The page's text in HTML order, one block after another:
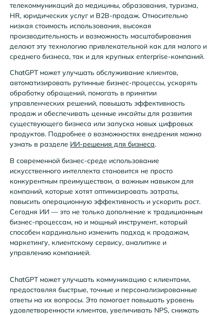
телекоммуникаций до медицины, образования, туризма,
HR, юридических услуг и B2B-продаж. Относительно
низкая стоимость использования, высокая
производительность и возможность масштабирования
делают эту технологию привлекательной как для малого и
среднего бизнеса, так и для крупных enterprise-компаний.
ChatGPT может улучшать обслуживание клиентов,
автоматизировать рутинные бизнес-процессы, ускорять
обработку обращений, помогать в принятии
управленческих решений, повышать эффективность
продаж и обеспечивать ценные инсайты для развития
существующего бизнеса или запуска новых цифровых
продуктов. Подробнее о возможностях внедрения можно
узнать в разделе ИИ-решения для бизнеса.
В современной бизнес-среде использование
искусственного интеллекта становится не просто
конкурентным преимуществом, а важным навыком для
компаний, которые хотят оптимизировать затраты,
повысить операционную эффективность и ускорить рост.
Сегодня ИИ — это не только дополнение к традиционным
бизнес-процессам, но и мощный инструмент, который
способен кардинально изменить подход к продажам,
маркетингу, клиентскому сервису, аналитике и
управлению компанией.
ChatGPT может улучшать коммуникацию с клиентами,
предоставляя быстрые, точные и персонализированные
ответы на их вопросы. Это помогает повышать уровень
удовлетворенности клиентов, увеличивать NPS, снижать